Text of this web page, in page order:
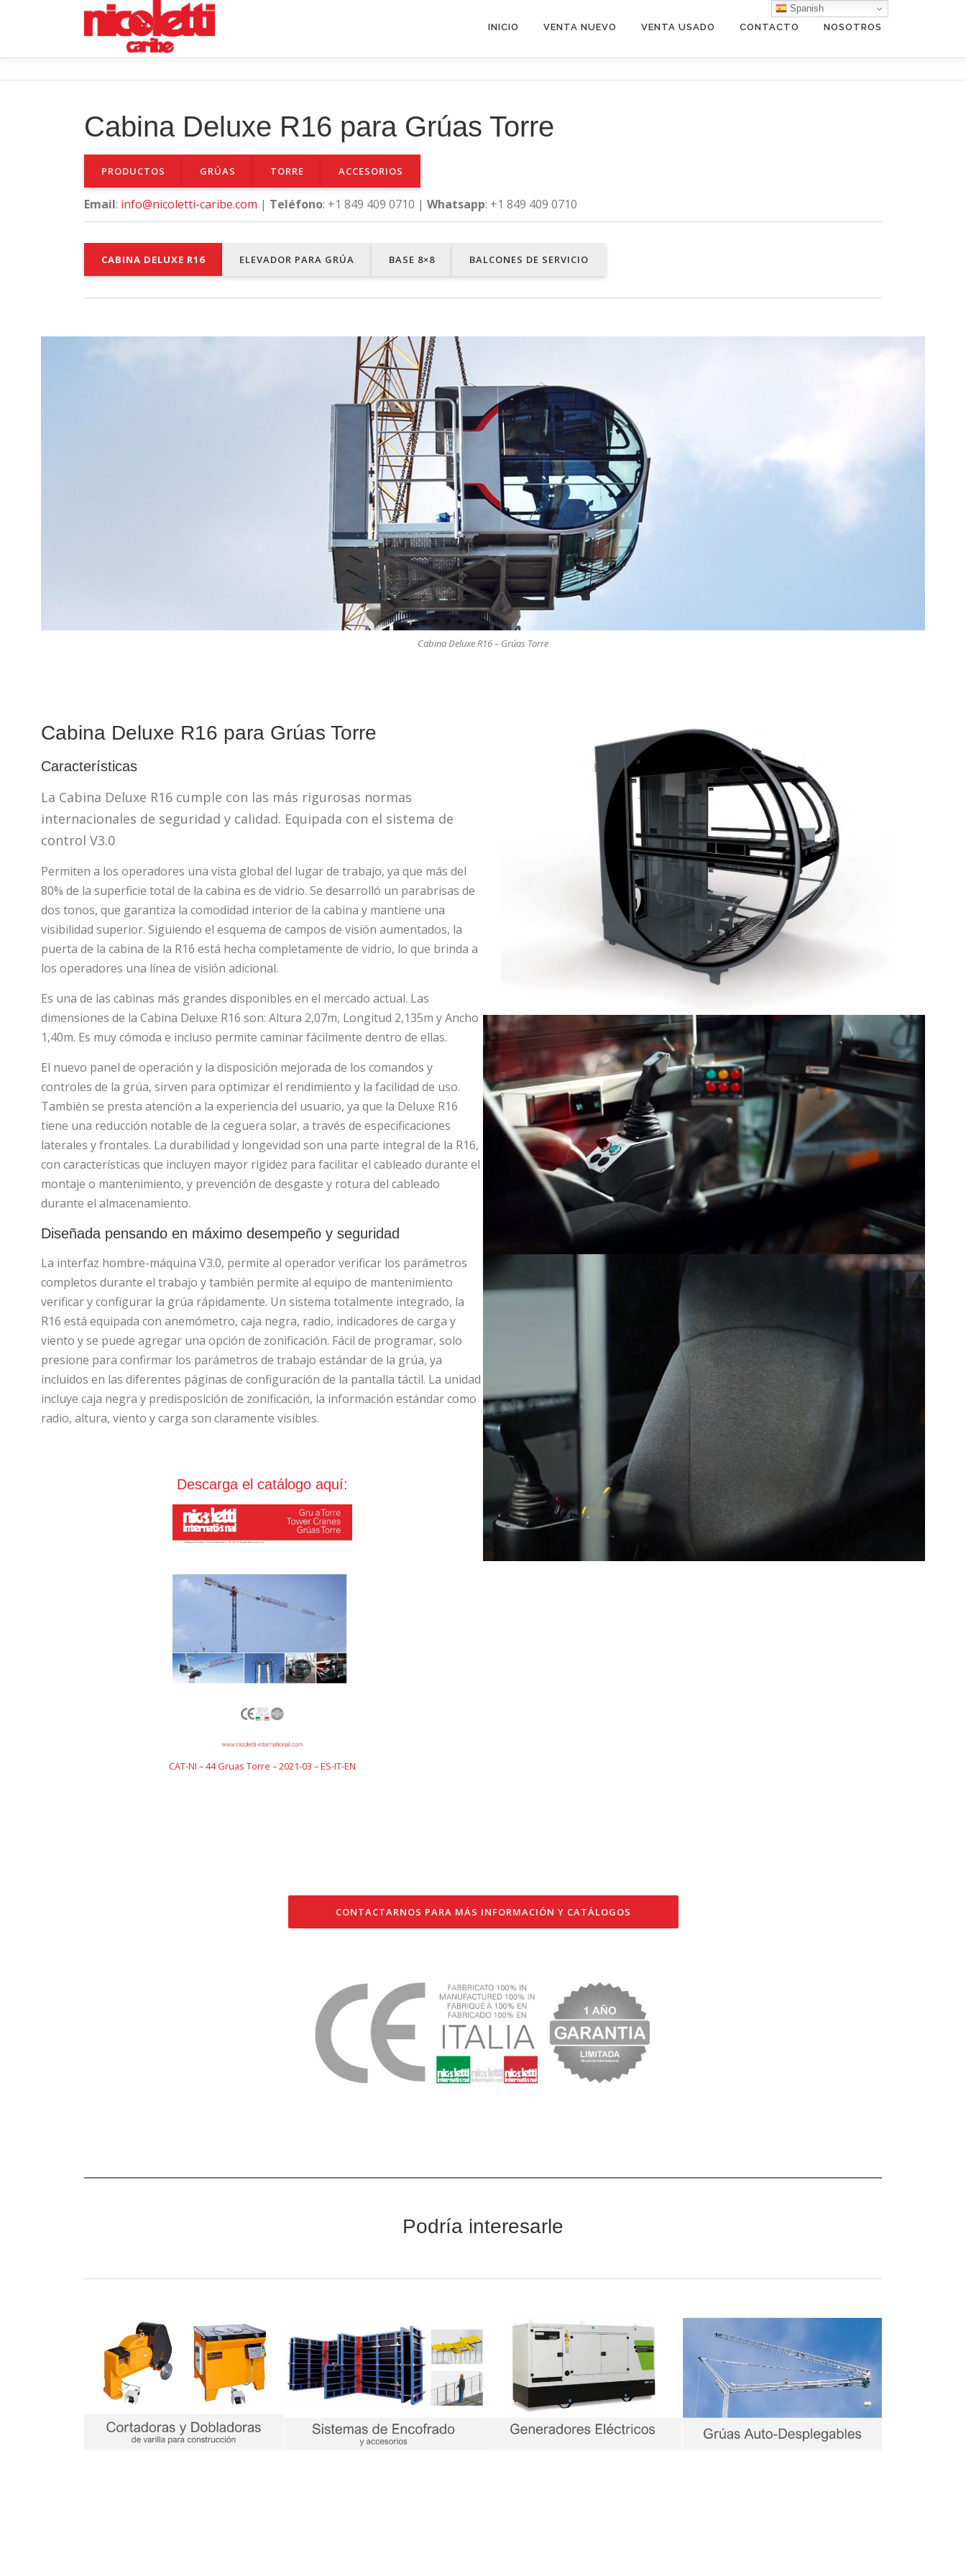
INICIO VENTA NUEVO VENTA USADO CONTACTO NOSOTROS
Cabina Deluxe R16 para Grúas Torre
PRODUCTOS GRÚAS TORRE ACCESORIOS
Email: info@nicoletti-caribe.com | Teléfono: +1 849 409 0710 | Whatsapp: +1 849 409 0710
CABINA DELUXE R16 ELEVADOR PARA GRÚA BASE 8×8 BALCONES DE SERVICIO
Cabina Deluxe R16 – Grúas Torre
Cabina Deluxe R16 para Grúas Torre
Características
La Cabina Deluxe R16 cumple con las más rigurosas normas
internacionales de seguridad y calidad. Equipada con el sistema de
control V3.0
Permiten a los operadores una vista global del lugar de trabajo, ya que más del
80% de la superficie total de la cabina es de vidrio. Se desarrolló un parabrisas de
dos tonos, que garantiza la comodidad interior de la cabina y mantiene una
visibilidad superior. Siguiendo el esquema de campos de visión aumentados, la
puerta de la cabina de la R16 está hecha completamente de vidrio, lo que brinda a
los operadores una línea de visión adicional.
Es una de las cabinas más grandes disponibles en el mercado actual. Las
dimensiones de la Cabina Deluxe R16 son: Altura 2,07m, Longitud 2,135m y Ancho
1,40m. Es muy cómoda e incluso permite caminar fácilmente dentro de ellas.
El nuevo panel de operación y la disposición mejorada de los comandos y
controles de la grúa, sirven para optimizar el rendimiento y la facilidad de uso.
También se presta atención a la experiencia del usuario, ya que la Deluxe R16
tiene una reducción notable de la ceguera solar, a través de especificaciones
laterales y frontales. La durabilidad y longevidad son una parte integral de la R16,
con características que incluyen mayor rigidez para facilitar el cableado durante el
montaje o mantenimiento, y prevención de desgaste y rotura del cableado
durante el almacenamiento.
Diseñada pensando en máximo desempeño y seguridad
La interfaz hombre-máquina V3.0, permite al operador verificar los parámetros
completos durante el trabajo y también permite al equipo de mantenimiento
verificar y configurar la grúa rápidamente. Un sistema totalmente integrado, la
R16 está equipada con anemómetro, caja negra, radio, indicadores de carga y
viento y se puede agregar una opción de zonificación. Fácil de programar, solo
presione para confirmar los parámetros de trabajo estándar de la grúa, ya
incluidos en las diferentes páginas de configuración de la pantalla táctil. La unidad
incluye caja negra y predisposición de zonificación, la información estándar como
radio, altura, viento y carga son claramente visibles.
Descarga el catálogo aquí:
CAT-NI – 44 Gruas Torre – 2021-03 – ES-IT-EN
CONTACTARNOS PARA MÁS INFORMACIÓN Y CATÁLOGOS
Podría interesarle
Spanish